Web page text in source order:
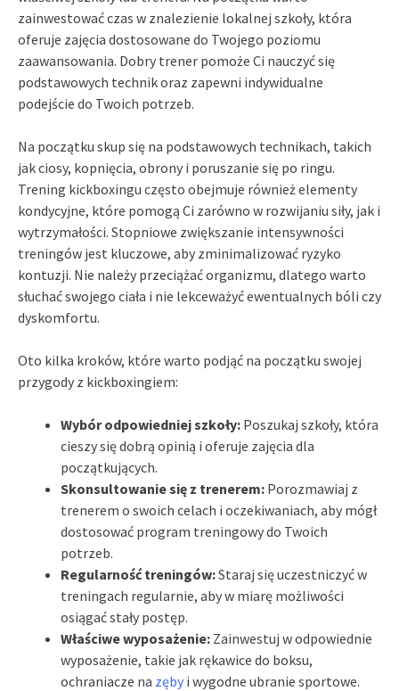
zainwestować czas w znalezienie lokalnej szkoły, która
oferuje zajęcia dostosowane do Twojego poziomu
zaawansowania. Dobry trener pomoże Ci nauczyć się
podstawowych technik oraz zapewni indywidualne
podejście do Twoich potrzeb.
Na początku skup się na podstawowych technikach, takich
jak ciosy, kopnięcia, obrony i poruszanie się po ringu.
Trening kickboxingu często obejmuje również elementy
kondycyjne, które pomogą Ci zarówno w rozwijaniu siły, jak i
wytrzymałości. Stopniowe zwiększanie intensywności
treningów jest kluczowe, aby zminimalizować ryzyko
kontuzji. Nie należy przeciążać organizmu, dlatego warto
słuchać swojego ciała i nie lekceważyć ewentualnych bóli czy
dyskomfortu.
Oto kilka kroków, które warto podjąć na początku swojej
przygody z kickboxingiem:
Wybór odpowiedniej szkoły: Poszukaj szkoły, która
cieszy się dobrą opinią i oferuje zajęcia dla
początkujących.
Skonsultowanie się z trenerem: Porozmawiaj z
trenerem o swoich celach i oczekiwaniach, aby mógł
dostosować program treningowy do Twoich
potrzeb.
Regularność treningów:Staraj się uczestniczyć w
treningach regularnie, aby w miarę możliwości
osiągać stały postęp.
Właściwe wyposażenie: Zainwestuj w odpowiednie
wyposażenie, takie jak rękawice do boksu,
ochraniacze na zęby i wygodne ubranie sportowe.